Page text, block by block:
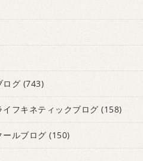
ログ (743)
フキネティックブログ (158)
ールブログ (150)